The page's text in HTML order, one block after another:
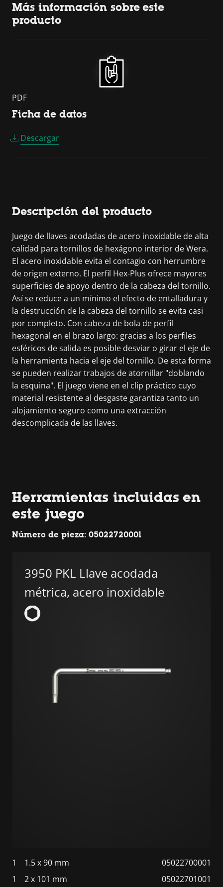
Más información sobre este
producto
PDF
Ficha de datos
Descargar
Descripción del producto
Juego de llaves acodadas de acero inoxidable de alta
calidad para tornillos de hexágono interior de Wera.
El acero inoxidable evita el contagio con herrumbre
de origen externo. El perfil Hex-Plus ofrece mayores
superficies de apoyo dentro de la cabeza del tornillo.
Así se reduce a un mínimo el efecto de entalladura y
la destrucción de la cabeza del tornillo se evita casi
por completo. Con cabeza de bola de perfil
hexagonal en el brazo largo: gracias a los perfiles
esféricos de salida es posible desviar o girar el eje de
la herramienta hacia el eje del tornillo. De esta forma
se pueden realizar trabajos de atornillar "doblando
la esquina". El juego viene en el clip práctico cuyo
material resistente al desgaste garantiza tanto un
alojamiento seguro como una extracción
descomplicada de las llaves.
Herramientas incluidas en
este juego
Número de pieza: 05022720001
3950 PKL Llave acodada
métrica, acero inoxidable
1 1.5 x 90 mm
05022700001
1
2 x 101 mm 05022701001